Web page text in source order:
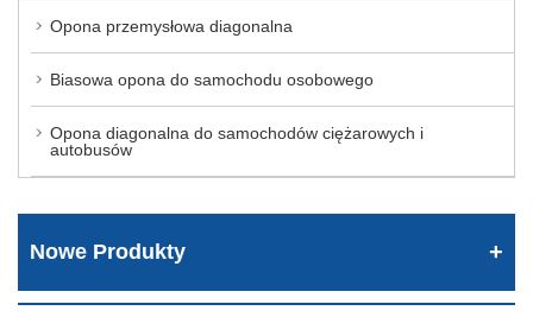
Opona przemysłowa diagonalna
Biasowa opona do samochodu osobowego
Opona diagonalna do samochodów ciężarowych i
autobusów
Nowe Produkty